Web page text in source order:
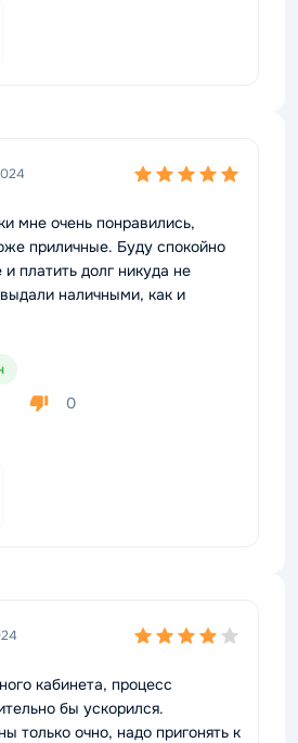
мне очень понравились,
приличные. Буду спокойно
платить долг никуда не
наличными, как и
0
кабинета, процесс
бы ускорился.
только очно, надо пригонять к